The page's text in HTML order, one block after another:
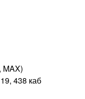
MAX)
438 каб